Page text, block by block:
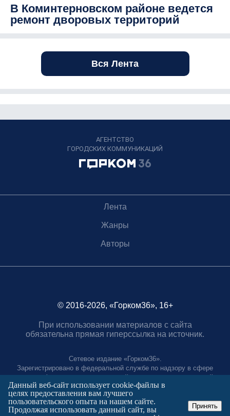
В Коминтерновском районе ведется
ремонт дворовых территорий
Вся Лента
АГЕНТСТВО
ГОРОДСКИХ КОММУНИКАЦИЙ
Лента
Жанры
Авторы
© 2016-2026, «Горком36», 16+
При использовании материалов с сайта
обязательна прямая гиперссылка на источник.
Сетевое издание «Горком36».
Зарегистрировано в федеральной службе по надзору в сфере
связи, информационных технологий и массовых коммуникаций.
Регистрационный номер ЭЛ № ФС77-88966 от 21 января 2025 г.
Учредитель: Муниципальное автономное учреждение "Агентство
городских коммуникаций"
Главный редактор:
Данный веб-сайт использует cookie-файлы в
целях предоставления вам лучшего
пользовательского опыта на нашем сайте.
Продолжая использовать данный сайт, вы
Принять